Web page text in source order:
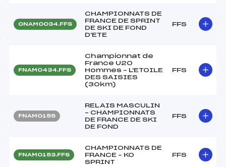
ONAM0034.FFS
CHAMPIONNATS DE
FRANCE DE SPRINT
DE SKI DE FOND
D'ETE
FFS
FNAM0434.FFS
Championnat de
France U20
Hommes – L'ETOILE
DES SAISIES
(30km)
FFS
FNAM0155
RELAIS MASCULIN
– CHAMPIONNATS
DE FRANCE DE SKI
DE FOND
FFS
FNAM0153.FFS
CHAMPIONNATS DE
FRANCE – KO
SPRINT
FFS